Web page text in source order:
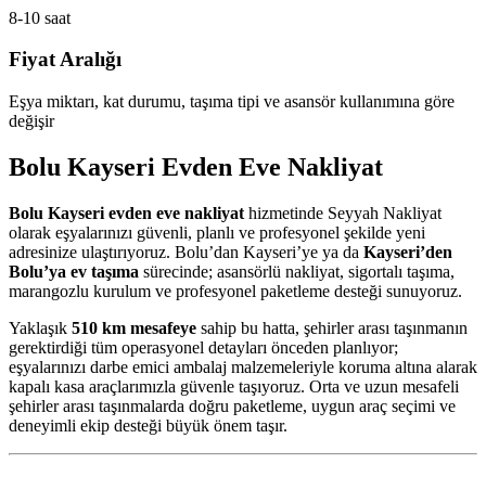
8-10 saat
Fiyat Aralığı
Eşya miktarı, kat durumu, taşıma tipi ve asansör kullanımına göre
değişir
Bolu Kayseri Evden Eve Nakliyat
Bolu Kayseri evden eve nakliyat hizmetinde Seyyah Nakliyat
olarak eşyalarınızı güvenli, planlı ve profesyonel şekilde yeni
adresinize ulaştırıyoruz. Bolu’dan Kayseri’ye ya da Kayseri’den
Bolu’ya ev taşıma sürecinde; asansörlü nakliyat, sigortalı taşıma,
marangozlu kurulum ve profesyonel paketleme desteği sunuyoruz.
Yaklaşık 510 km mesafeye sahip bu hatta, şehirler arası taşınmanın
gerektirdiği tüm operasyonel detayları önceden planlıyor;
eşyalarınızı darbe emici ambalaj malzemeleriyle koruma altına alarak
kapalı kasa araçlarımızla güvenle taşıyoruz. Orta ve uzun mesafeli
şehirler arası taşınmalarda doğru paketleme, uygun araç seçimi ve
deneyimli ekip desteği büyük önem taşır.